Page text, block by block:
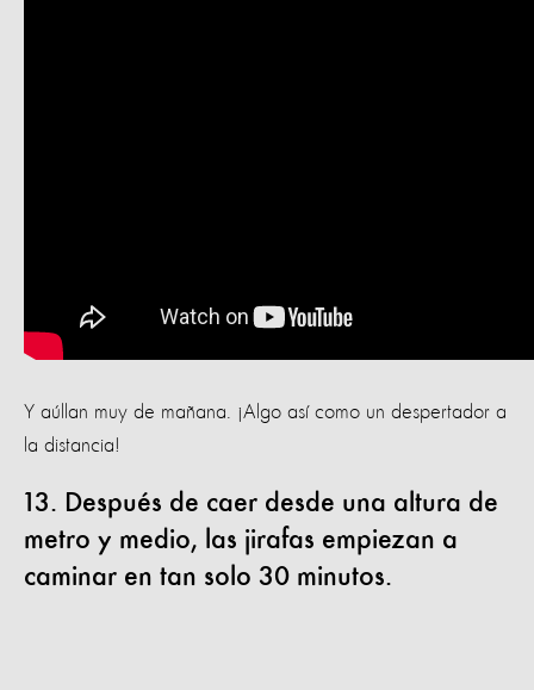
Y aúllan muy de mañana. ¡Algo así como un despertador a
la distancia!
13. Después de caer desde una altura de
metro y medio, las jirafas empiezan a
caminar en tan solo 30 minutos.